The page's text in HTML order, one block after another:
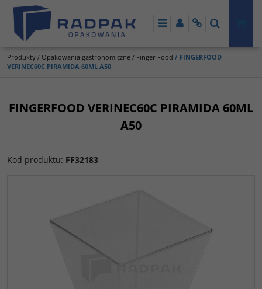
MenuPanelInfoSzukaj
Produkty / Opakowania gastronomiczne / Finger Food / FINGERFOOD
VERINEC60C PIRAMIDA 60ML A50
FINGERFOOD VERINEC60C PIRAMIDA 60ML
A50
Kod produktu: FF32183